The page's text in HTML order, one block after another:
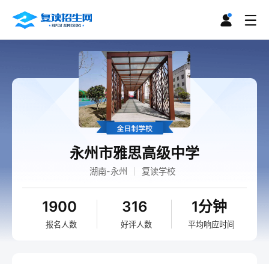
永州市雅思高级中学
湖南-永州 复读学校
1900
报名人数
316
好评人数
1分钟
平均响应时间